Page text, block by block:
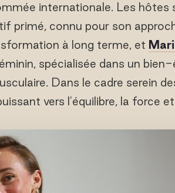
internationale. Les hôtes
primé, connu pour son
à long terme, et
spécialisée dans un
Dans le cadre serein
vers l'équilibre, la force et